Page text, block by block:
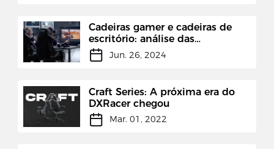
Cadeiras gamer e cadeiras de
escritório: análise das
diferenças
Jun. 26, 2024
Craft Series: A próxima era do
DXRacer chegou
Mar. 01, 2022